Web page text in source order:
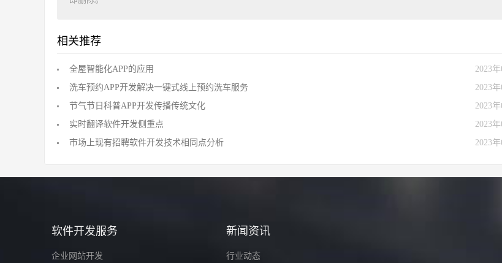
相关推荐
全屋智能化APP的应用
2023
洗车预约APP开发解决一键式线上预约洗车服务
2023
节气节日科普APP开发传播传统文化
2023
实时翻译软件开发侧重点
2023
市场上现有招聘软件开发技术相同点分析
2023
软件开发服务
企业网站开发
新闻资讯
行业动态